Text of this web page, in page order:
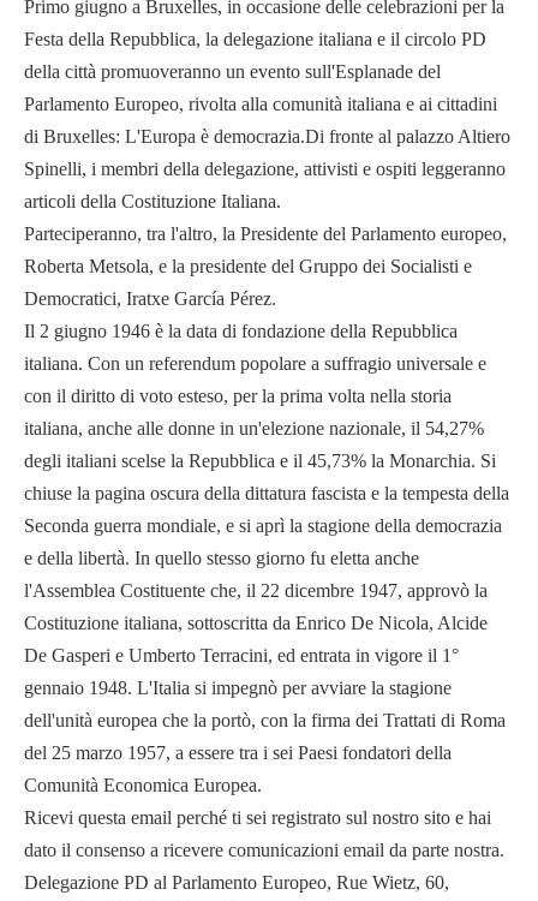
Primo giugno a Bruxelles, in occasione delle celebrazioni per la
Festa della Repubblica, la delegazione italiana e il circolo PD
della città promuoveranno un evento sull'Esplanade del
Parlamento Europeo, rivolta alla comunità italiana e ai cittadini
di Bruxelles: L'Europa è democrazia.Di fronte al palazzo Altiero
Spinelli, i membri della delegazione, attivisti e ospiti leggeranno
articoli della Costituzione Italiana.
Parteciperanno, tra l'altro, la Presidente del Parlamento europeo,
Roberta Metsola, e la presidente del Gruppo dei Socialisti e
Democratici, Iratxe García Pérez.
Il 2 giugno 1946 è la data di fondazione della Repubblica
italiana. Con un referendum popolare a suffragio universale e
con il diritto di voto esteso, per la prima volta nella storia
italiana, anche alle donne in un'elezione nazionale, il 54,27%
degli italiani scelse la Repubblica e il 45,73% la Monarchia. Si
chiuse la pagina oscura della dittatura fascista e la tempesta della
Seconda guerra mondiale, e si aprì la stagione della democrazia
e della libertà. In quello stesso giorno fu eletta anche
l'Assemblea Costituente che, il 22 dicembre 1947, approvò la
Costituzione italiana, sottoscritta da Enrico De Nicola, Alcide
De Gasperi e Umberto Terracini, ed entrata in vigore il 1°
gennaio 1948. L'Italia si impegnò per avviare la stagione
dell'unità europea che la portò, con la firma dei Trattati di Roma
del 25 marzo 1957, a essere tra i sei Paesi fondatori della
Comunità Economica Europea.
Ricevi questa email perché ti sei registrato sul nostro sito e hai
dato il consenso a ricevere comunicazioni email da parte nostra.
Delegazione PD al Parlamento Europeo, Rue Wietz, 60,